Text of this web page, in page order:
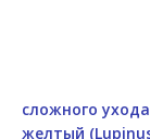
сложного ухода
желтый